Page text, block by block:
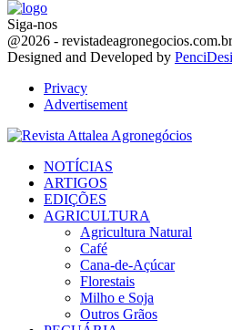
Siga-nos
Facebook
Twitter
Instagram
Linkedin
Youtube
Email
@2026 -
Designed and Developed by
Privacy
Advertisement
NOTÍCIAS
ARTIGOS
EDIÇÕES
AGRICULTURA
Agricultura Natural
Café
Cana-de-Açúcar
Florestais
Milho e Soja
Outros Grãos